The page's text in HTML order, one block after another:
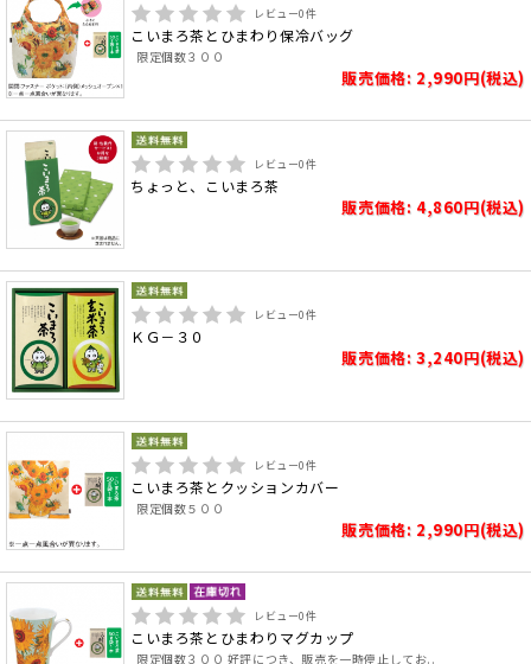
レビュー0件
こいまろ茶とひまわり保冷バッグ
限定個数３００
販売価格: 2,990円(税込)
レビュー0件
ちょっと、こいまろ茶
販売価格: 4,860円(税込)
レビュー0件
ＫＧ－３０
販売価格: 3,240円(税込)
レビュー0件
こいまろ茶とクッションカバー
限定個数５００
販売価格: 2,990円(税込)
レビュー0件
こいまろ茶とひまわりマグカップ
限定個数３００ 好評につき、販売を一時停止してお..